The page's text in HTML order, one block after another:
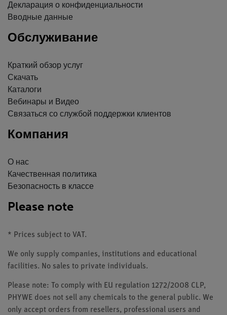
Декларация о конфиденциальности
Вводные данные
Обслуживание
Краткий обзор услуг
Скачать
Каталоги
Вебинары и Видео
Связаться со службой поддержки клиентов
Компания
О нас
Качественная политика
Безопасность в классе
Please note
* Prices subject to VAT.
We only supply companies, institutions and educational
facilities. No sales to private individuals.
Please note: To comply with EU regulation 1272/2008 CLP,
PHYWE does not sell any chemicals to the general public. We
only accept orders from resellers, professional users and